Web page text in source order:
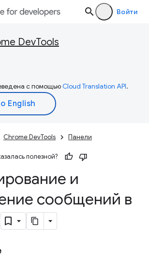
Войти
DevTools
с помощьюCloud Translation API.
Chrome DevTools Панели
полезной?
и
сообщений в